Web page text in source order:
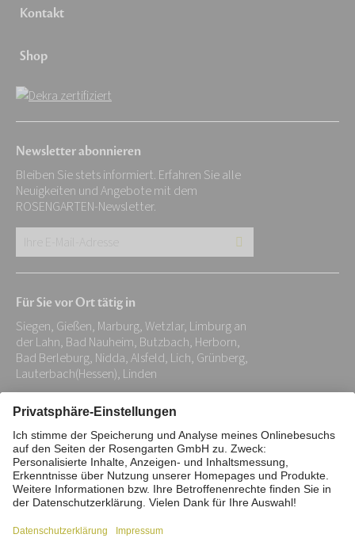
Kontakt
Shop
Newsletter abonnieren
Bleiben Sie stets informiert. Erfahren Sie alle
Neuigkeiten und Angebote mit dem
ROSENGARTEN-Newsletter.
Adresse:
*
Für Sie vor Ort tätig in
Siegen, Gießen, Marburg, Wetzlar, Limburg an
der Lahn, Bad Nauheim, Butzbach, Herborn,
Bad Berleburg, Nidda, Alsfeld, Lich, Grünberg,
Lauterbach(Hessen), Linden
Impressum Datenschutz
Stiftung
Interne Meldestelle
Zahlungsmittel
Barrierefreiheitserklärung
Vertrag widerrufen